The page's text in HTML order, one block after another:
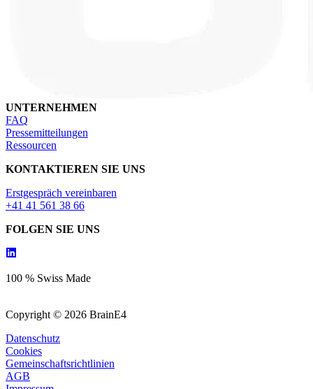
UNTERNEHMEN
FAQ
Pressemitteilungen
Ressourcen
KONTAKTIEREN SIE UNS
Erstgespräch vereinbaren
+41 41 561 38 66
FOLGEN SIE UNS
100 % Swiss Made
Copyright © 2026 BrainE4
Datenschutz
Cookies
Gemeinschaftsrichtlinien
AGB